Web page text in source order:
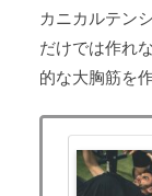
カニカルテン
だけでは作れ
的な大胸筋を